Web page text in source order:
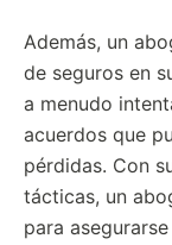
Además, un
de seguros en
a menudo
acuerdos que
pérdidas. Con
tácticas, un
para